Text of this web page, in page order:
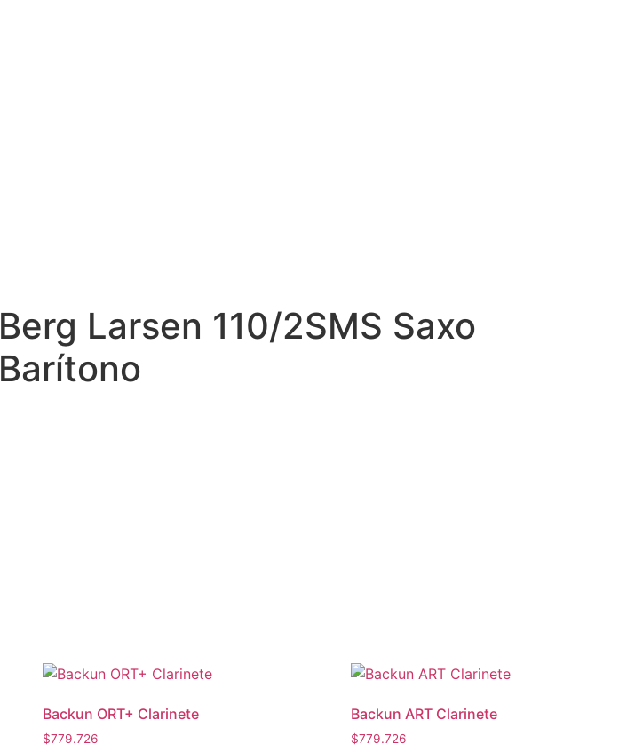
Berg Larsen 110/2SMS Saxo
Barítono
Backun ORT+ Clarinete
$779.726
Backun ART Clarinete
$779.726